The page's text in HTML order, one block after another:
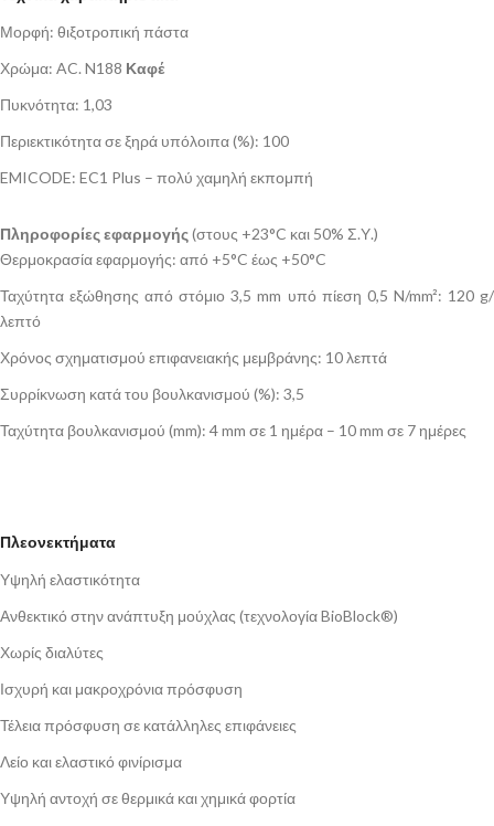
Μορφή: θιξοτροπική πάστα
Χρώμα: AC. N188 Καφέ
Πυκνότητα: 1,03
Περιεκτικότητα σε ξηρά υπόλοιπα (%): 100
EMICODE: EC1 Plus – πολύ χαμηλή εκπομπή
Πληροφορίες εφαρμογής(στους +23°C και 50% Σ.Υ.)
Θερμοκρασία εφαρμογής: από +5°C έως +50°C
Ταχύτητα εξώθησης από στόμιο 3,5 mm υπό πίεση 0,5 N/mm²: 120 g/
λεπτό
Χρόνος σχηματισμού επιφανειακής μεμβράνης: 10 λεπτά
Συρρίκνωση κατά του βουλκανισμού (%): 3,5
Ταχύτητα βουλκανισμού (mm): 4 mm σε 1 ημέρα – 10 mm σε 7 ημέρες
Πλεονεκτήματα
Υψηλή ελαστικότητα
Ανθεκτικό στην ανάπτυξη μούχλας (τεχνολογία BioBlock®)
Χωρίς διαλύτες
Ισχυρή και μακροχρόνια πρόσφυση
Τέλεια πρόσφυση σε κατάλληλες επιφάνειες
Λείο και ελαστικό φινίρισμα
Υψηλή αντοχή σε θερμικά και χημικά φορτία